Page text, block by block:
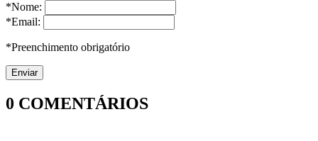
*Nome:
*Email:
*Preenchimento obrigatório
0 COMENTÁRIOS